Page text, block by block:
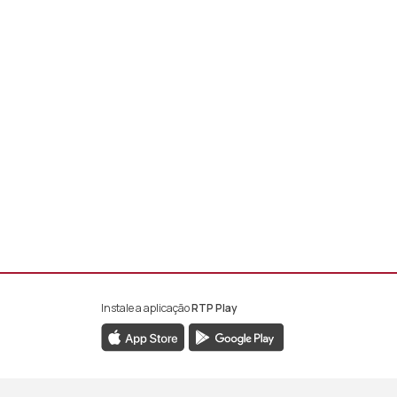
da RTP África
da RTP África
YouTube da RTP África
Instale a aplicaçãoRTP Play